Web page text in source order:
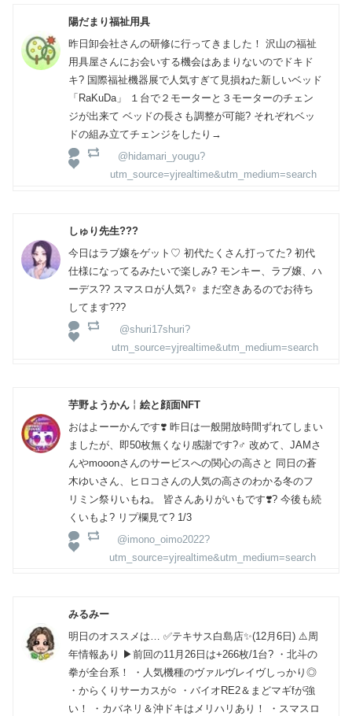
陽だまり福祉用具
昨日卸会社さんの研修に行ってきました！ 沢山の福祉
用具屋さんにお会いする機会はあまりないのでドキド
キ? 国際福祉機器展で人気すぎて見損ねた新しいベッド
「RaKuDa」 １台で２モーターと３モーターのチェン
ジが出来て ベッドの長さも調整が可能? それぞれベッ
ドの組み立てチェンジをしたり→
@hidamari_yougu?
utm_source=yjrealtime&utm_medium=search
しゅり先生?‍??
今日はラブ嬢をゲット♡ 初代たくさん打ってた? 初代
仕様になってるみたいで楽しみ? モンキー、ラブ嬢、ハ
ーデス?? スマスロが人気?‍♀️ まだ空きあるのでお待ち
してます?‍??
@shuri17shuri?
utm_source=yjrealtime&utm_medium=search
芋野ようかん╎絵と顔面NFT
おはよーーかんです❣️ 昨日は一般開放時間ずれてしまい
ましたが、即50枚無くなり感謝です?‍♂️ 改めて、JAMさ
んやmooonさんのサービスへの関心の高さと 同日の蒼
木ゆいさん、ヒロコさんの人気の高さのわかる冬のフ
リミン祭りいもね。 皆さんありがいもです❣️? 今後も続
くいもよ? リプ欄見て? 1/3
@imono_oimo2022?
utm_source=yjrealtime&utm_medium=search
みるみー
明日のオススメは… ✅テキサス白島店✨️(12月6日) ⚠️周
年情報あり ▶︎前回の11月26日は+266枚/1台? ・北斗の
拳が全台系！ ・人気機種のヴァルヴレイヴしっかり◎
・からくりサーカスが○ ・バイオRE2＆まどマギfが強
い！ ・カバネリ＆沖ドキはメリハリあり！ ・スマスロ